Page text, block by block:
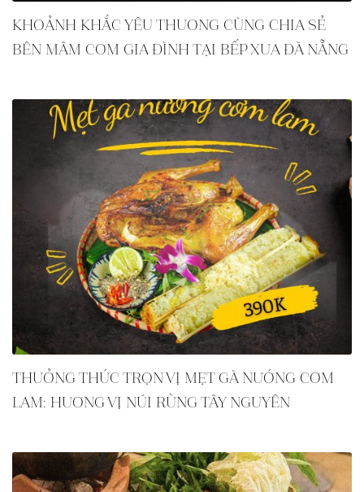
KHOẢNH KHẮC YÊU THƯƠNG CÙNG CHIA SẺ
BÊN MÂM CƠM GIA ĐÌNH TẠI BẾP XƯA ĐÀ NẴNG
THƯỞNG THỨC TRỌN VỊ MẸT GÀ NƯỚNG CƠM
LAM: HƯƠNG VỊ NÚI RỪNG TÂY NGUYÊN